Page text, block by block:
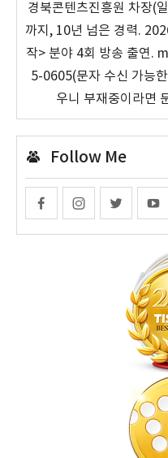
경북콘텐츠진흥원 차장(
까지, 10년 넘은 경력.
작> 분야 4회 방송 출연.
5-0605(문자 수신 가능
우니 부재중이라면
Follow Me